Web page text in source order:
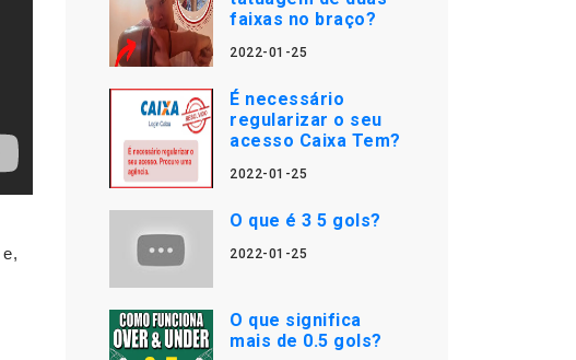
faixas no braço?
2022-01-25
É necessário
regularizar o seu
acesso Caixa Tem?
2022-01-25
O que é 3 5 gols?
2022-01-25
O que significa
mais de 0.5 gols?